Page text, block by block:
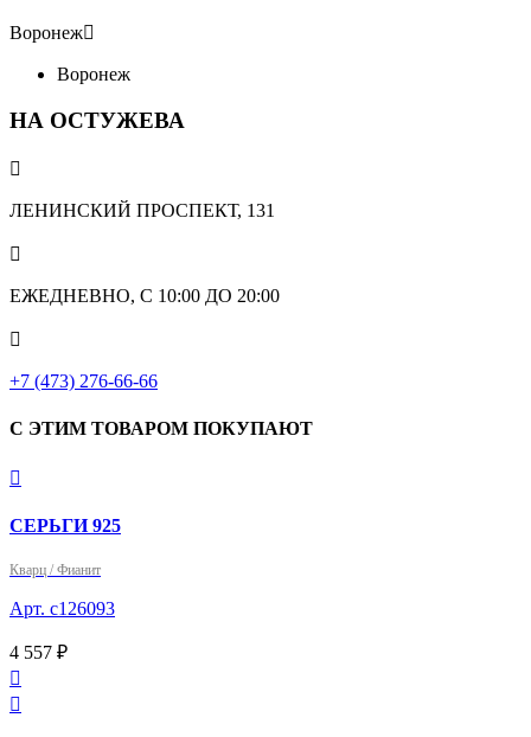
Воронеж
Воронеж
НА ОСТУЖЕВА

ЛЕНИНСКИЙ ПРОСПЕКТ, 131

ЕЖЕДНЕВНО, С 10:00 ДО 20:00

+7 (473) 276-66-66
С ЭТИМ ТОВАРОМ ПОКУПАЮТ

СЕРЬГИ 925
Кварц / Фианит
Арт. с126093
4 557 ₽

